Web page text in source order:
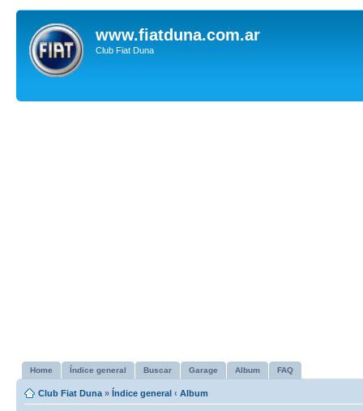
www.fiatduna.com.ar
Club Fiat Duna
Home Índice general Buscar Garage Album FAQ
Club Fiat Duna » Índice general ‹ Album